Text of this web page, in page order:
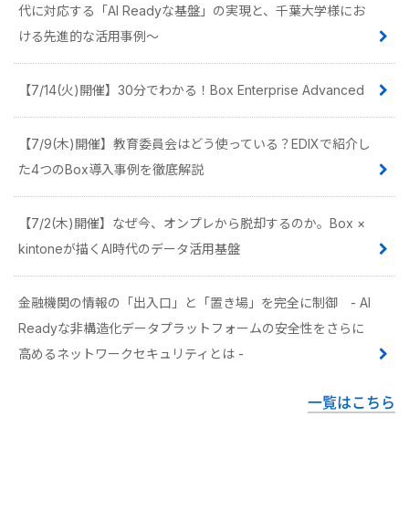
代に対応する「AI Readyな基盤」の実現と、千葉大学様にお
ける先進的な活用事例〜
【7/14(火)開催】30分でわかる！Box Enterprise Advanced
【7/9(木)開催】教育委員会はどう使っている？EDIXで紹介し
た4つのBox導入事例を徹底解説
【7/2(木)開催】なぜ今、オンプレから脱却するのか。Box ×
kintoneが描くAI時代のデータ活用基盤
金融機関の情報の「出入口」と「置き場」を完全に制御 - AI
Readyな非構造化データプラットフォームの安全性をさらに
高めるネットワークセキュリティとは -
一覧はこちら